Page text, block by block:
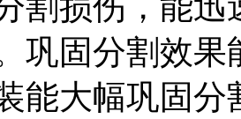
巩固分割效果
能大幅巩固